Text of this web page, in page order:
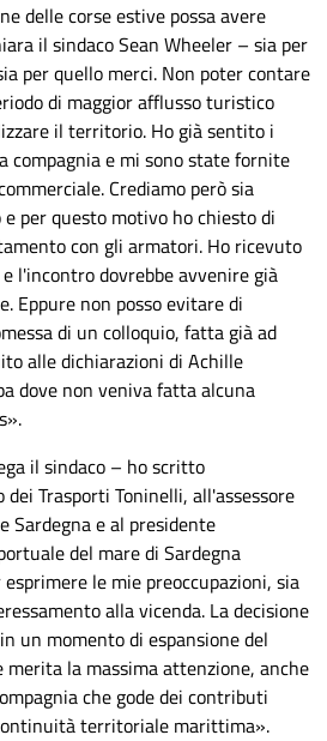
delle corse estive possa avere
il sindacoSean Wheeler – sia per
per quello merci. Non poter contare
di maggior afflusso turistico
il territorio. Ho già sentito i
e mi sono state fornite
Crediamo però sia
per questo motivo ho chiesto di
con gli armatori. Ho ricevuto
l'incontro dovrebbe avvenire già
Eppure non posso evitare di
di un colloquio, fatta già ad
alle dichiarazioni di Achille
dove non veniva fatta alcuna
».
il sindaco – ho scritto
Trasporti Toninelli, all'assessore
Sardegna e al presidente
del mare di Sardegna
le mie preoccupazioni, sia
alla vicenda. La decisione
un momento di espansione del
la massima attenzione, anche
che gode dei contributi
territoriale marittima».